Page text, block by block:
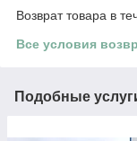
Возврат товара в
Все условия
Подобные